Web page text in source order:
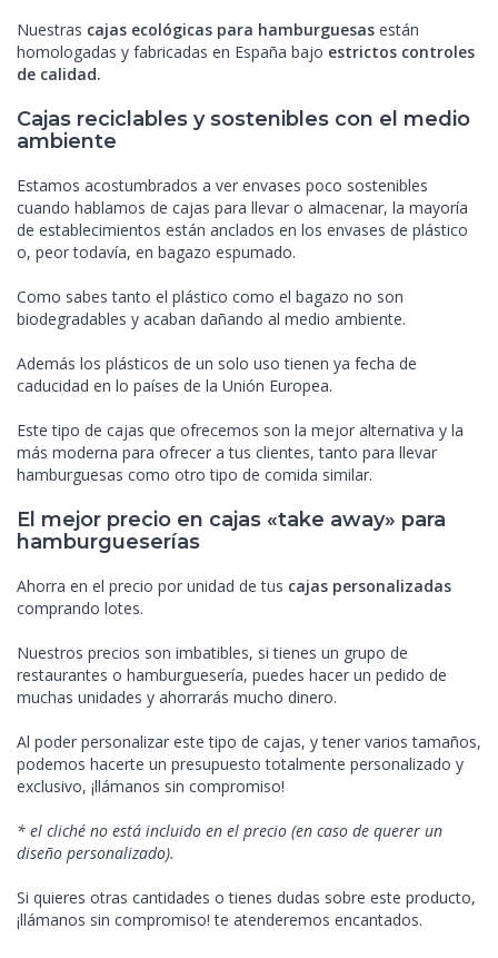
Nuestras cajas ecológicas para hamburguesas están
homologadas y fabricadas en España bajo estrictos controles
de calidad.
Cajas reciclables y sostenibles con el medio
ambiente
Estamos acostumbrados a ver envases poco sostenibles
cuando hablamos de cajas para llevar o almacenar, la mayoría
de establecimientos están anclados en los envases de plástico
o, peor todavía, en bagazo espumado.
Como sabes tanto el plástico como el bagazo no son
biodegradables y acaban dañando al medio ambiente.
Además los plásticos de un solo uso tienen ya fecha de
caducidad en lo países de la Unión Europea.
Este tipo de cajas que ofrecemos son la mejor alternativa y la
más moderna para ofrecer a tus clientes, tanto para llevar
hamburguesas como otro tipo de comida similar.
El mejor precio en cajas «take away» para
hamburgueserías
Ahorra en el precio por unidad de tus cajas personalizadas
comprando lotes.
Nuestros precios son imbatibles, si tienes un grupo de
restaurantes o hamburguesería, puedes hacer un pedido de
muchas unidades y ahorrarás mucho dinero.
Al poder personalizar este tipo de cajas, y tener varios tamaños,
podemos hacerte un presupuesto totalmente personalizado y
exclusivo, ¡llámanos sin compromiso!
* el cliché no está incluido en el precio (en caso de querer un
diseño personalizado).
Si quieres otras cantidades o tienes dudas sobre este producto,
¡llámanos sin compromiso! te atenderemos encantados.